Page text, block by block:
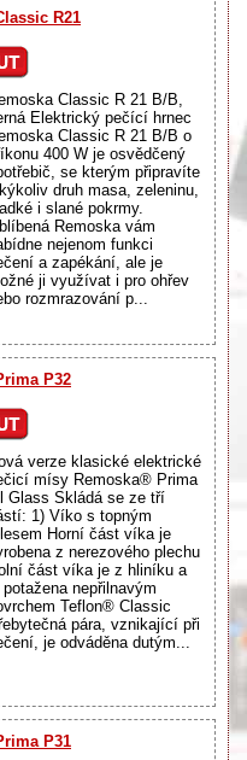
R21
Classic R 21 B/B,
Elektrický pečící hrnec
Classic R 21 B/B o
400 W je osvědčený
se kterým připravíte
druh masa, zeleninu,
i slané pokrmy.
Remoska vám
nejenom funkci
a zapékání, ale je
ji využívat i pro ohřev
rozmrazování p...
P32
verze klasické elektrické
mísy Remoska® Prima
Glass Skládá se ze tří
1) Víko s topným
Horní část víka je
z nerezového plechu
část víka je z hliníku a
potažena nepřilnavým
Teflon® Classic
pára, vznikající při
je odváděna dutým...
P31